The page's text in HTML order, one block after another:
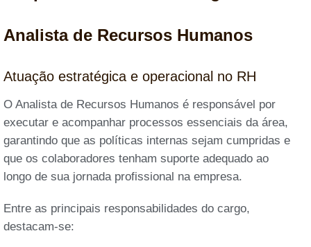
Analista de Recursos Humanos
Atuação estratégica e operacional no RH
O Analista de Recursos Humanos é responsável por
executar e acompanhar processos essenciais da área,
garantindo que as políticas internas sejam cumpridas e
que os colaboradores tenham suporte adequado ao
longo de sua jornada profissional na empresa.
Entre as principais responsabilidades do cargo,
destacam-se: